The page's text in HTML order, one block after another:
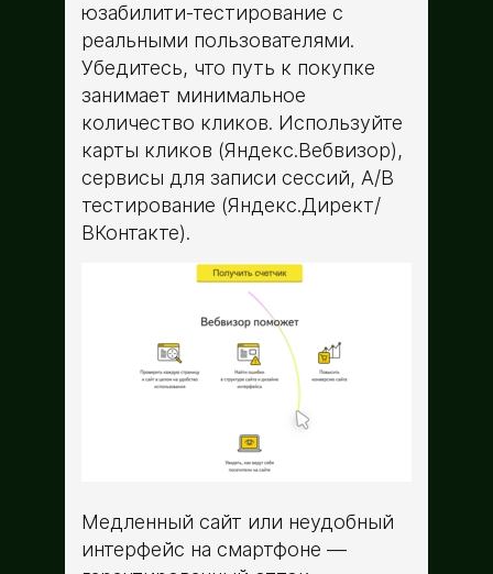
юзабилити-тестирование с
реальными пользователями.
Убедитесь, что путь к покупке
занимает минимальное
количество кликов. Используйте
карты кликов (Яндекс.Вебвизор),
сервисы для записи сессий, A/B
тестирование (Яндекс.Директ/
ВКонтакте).
Медленный сайт или неудобный
интерфейс на смартфоне —